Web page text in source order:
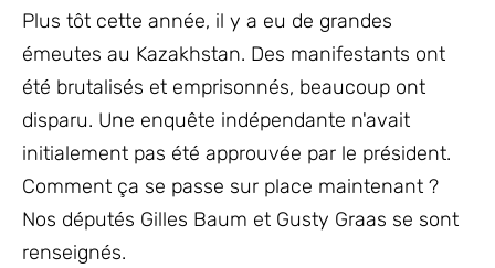
Plus tôt cette année, il y a eu de grandes
émeutes au Kazakhstan. Des manifestants ont
été brutalisés et emprisonnés, beaucoup ont
disparu. Une enquête indépendante n'avait
initialement pas été approuvée par le président.
Comment ça se passe sur place maintenant ?
Nos députés Gilles Baum et Gusty Graas se sont
renseignés.